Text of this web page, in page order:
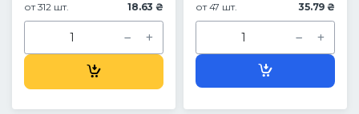
от 312 шт.
18.63 ₴
от 47 шт.
35.79 ₴